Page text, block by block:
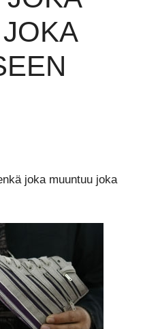
joka muuntuu joka